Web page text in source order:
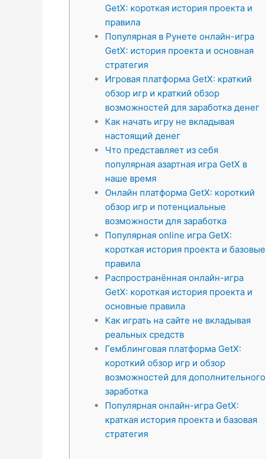
GetX: короткая история проекта и
правила
Популярная в Рунете онлайн-игра
GetX: история проекта и основная
стратегия
Игровая платформа GetX: краткий
обзор игр и краткий обзор
возможностей для заработка денег
Как начать игру не вкладывая
настоящий денег
Что представляет из себя
популярная азартная игра GetX в
наше время
Онлайн платформа GetX: короткий
обзор игр и потенциальные
возможности для заработка
Популярная online игра GetX:
короткая история проекта и базовые
правила
Распространённая онлайн-игра
GetX: короткая история проекта и
основные правила
Как играть на сайте не вкладывая
реальных средств
Гемблинговая платформа GetX:
короткий обзор игр и обзор
возможностей для дополнительного
заработка
Популярная онлайн-игра GetX:
краткая история проекта и базовая
стратегия